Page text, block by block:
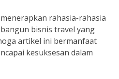
rahasia-rahasia
bisnis travel yang
artikel ini bermanfaat
kesuksesan dalam